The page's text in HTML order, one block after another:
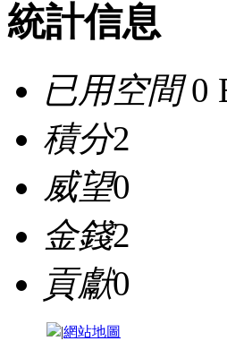
統計信息
已用空間0
積分2
威望0
金錢2
貢獻0
|網站地圖